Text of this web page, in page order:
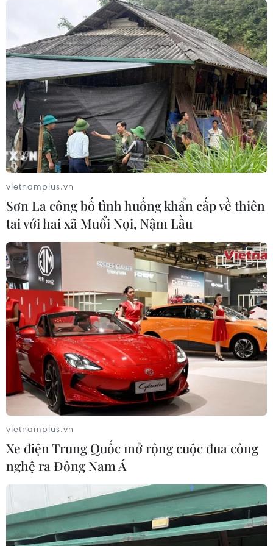
mưa dông có khả năng xảy ra lốc, sét, mưa đá và gió
giật mạnh.
vietnamplus.vn
Sơn La công bố tình huống khẩn cấp về thiên
tai với hai xã Muổi Nọi, Nậm Lầu
vietnamplus.vn
Xe điện Trung Quốc mở rộng cuộc đua công
nghệ ra Đông Nam Á